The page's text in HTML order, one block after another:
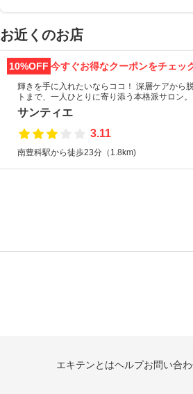
お近くのお店
10%OFF 今すぐお得なクーポンをチェッ
輝きを手に入れたいならココ！ 深層ケアから
トまで、一人ひとりに寄り添う本格派サロン。
サンティエ
3.11
南豊科駅から徒歩23分（1.8km)
エキテンとはヘルプお問い合